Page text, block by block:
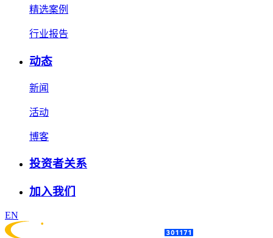
精选案例
行业报告
动态
新闻
活动
博客
投资者关系
加入我们
EN